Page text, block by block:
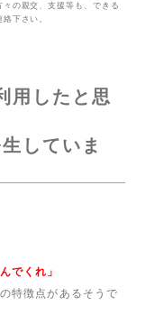
の親交、支援等も、できる
下さい。
用したと思
していま
でくれ」
特徴点があるそうで